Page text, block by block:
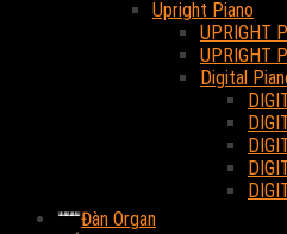
Upright Piano
UPRIGHT
UPRIGHT
Digital
Đàn Organ